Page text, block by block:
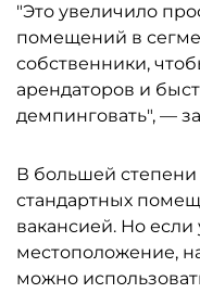
"Это увеличило
помещений в
собственники,
арендаторов и
демпинговать", —
В большей степени
стандартных
вакансией. Но
местоположение,
можно